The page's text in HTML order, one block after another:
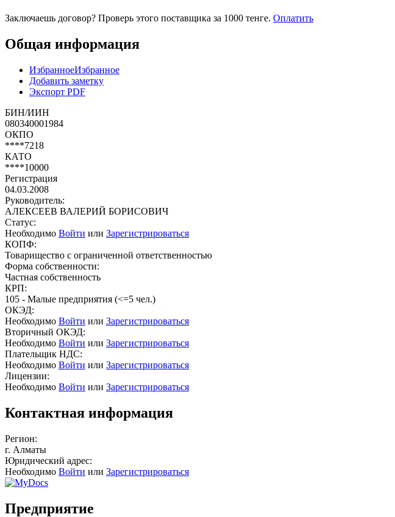
Заключаешь договор? Проверь этого поставщика за 1000 тенге. Оплатить
Общая информация
ИзбранноеИзбранное
Добавить заметку
Экспорт PDF
БИН/ИИН
080340001984
ОКПО
****7218
КАТО
****10000
Регистрация
04.03.2008
Руководитель:
АЛЕКСЕЕВ ВАЛЕРИЙ БОРИСОВИЧ
Статус:
Необходимо Войти или Зарегистрироваться
КОПФ:
Товарищество с ограниченной ответственностью
Форма собственности:
Частная собственность
КРП:
105 - Малые предприятия (<=5 чел.)
ОКЭД:
Необходимо Войти или Зарегистрироваться
Вторичный ОКЭД:
Необходимо Войти или Зарегистрироваться
Плательщик НДС:
Необходимо Войти или Зарегистрироваться
Лицензии:
Необходимо Войти или Зарегистрироваться
Контактная информация
Регион:
г. Алматы
Юридический адрес:
Необходимо Войти или Зарегистрироваться
Предприятие